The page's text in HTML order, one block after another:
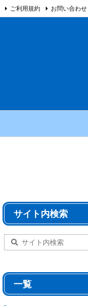
ご利用規約 お問い合わせ
サイト内検索
一覧